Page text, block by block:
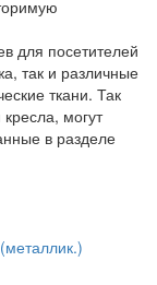
для посетителей
так и различные
ткани. Так
могут
в разделе